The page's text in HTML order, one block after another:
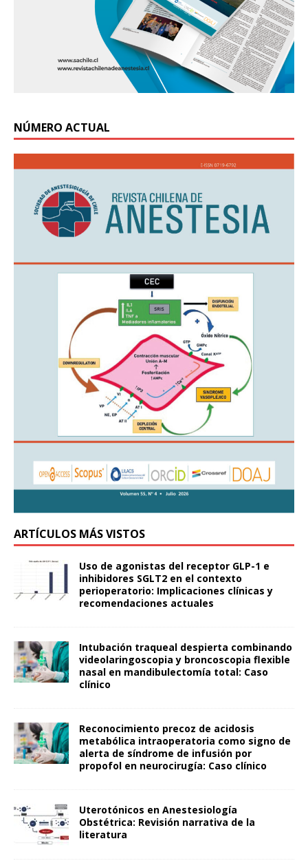
NÚMERO ACTUAL
ARTÍCULOS MÁS VISTOS
Uso de agonistas del receptor GLP-1 e
inhibidores SGLT2 en el contexto
perioperatorio: Implicaciones clínicas y
recomendaciones actuales
Intubación traqueal despierta combinando
videolaringoscopia y broncoscopia flexible
nasal en mandibulectomía total: Caso
clínico
Reconocimiento precoz de acidosis
metabólica intraoperatoria como signo de
alerta de síndrome de infusión por
propofol en neurocirugía: Caso clínico
Uterotónicos en Anestesiología
Obstétrica: Revisión narrativa de la
literatura